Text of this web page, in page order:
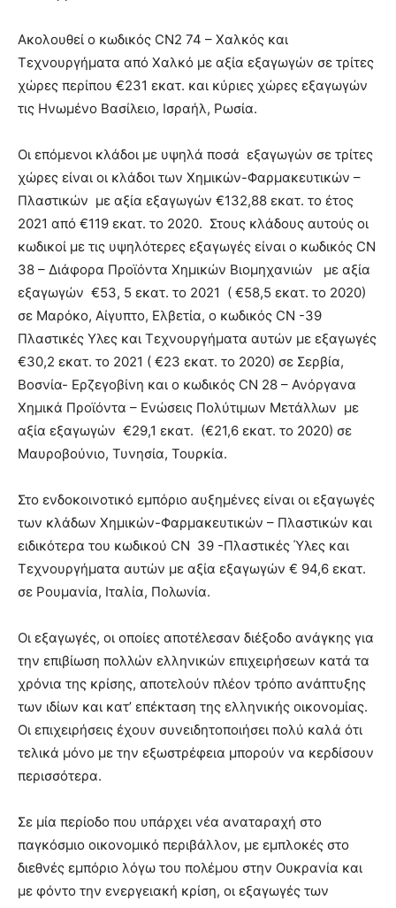
Ακολουθεί ο κωδικός CN2 74 – Χαλκός και
Τεχνουργήματα από Χαλκό με αξία εξαγωγών σε τρίτες
χώρες περίπου €231 εκατ. και κύριες χώρες εξαγωγών
τις Ηνωμένο Βασίλειο, Ισραήλ, Ρωσία.
Οι επόμενοι κλάδοι με υψηλά ποσά εξαγωγών σε τρίτες
χώρες είναι οι κλάδοι των Χημικών-Φαρμακευτικών –
Πλαστικών με αξία εξαγωγών €132,88 εκατ. το έτος
2021 από €119 εκατ. το 2020. Στους κλάδους αυτούς οι
κωδικοί με τις υψηλότερες εξαγωγές είναι ο κωδικός CN
38 – Διάφορα Προϊόντα Χημικών Βιομηχανιών με αξία
εξαγωγών €53, 5 εκατ. το 2021 ( €58,5 εκατ. το 2020)
σε Μαρόκο, Αίγυπτο, Ελβετία, o κωδικός CN -39
Πλαστικές Υλες και Τεχνουργήματα αυτών με εξαγωγές
€30,2 εκατ. το 2021 ( €23 εκατ. το 2020) σε Σερβία,
Βοσνία- Ερζεγοβίνη και ο κωδικός CN 28 – Ανόργανα
Χημικά Προϊόντα – Ενώσεις Πολύτιμων Μετάλλων με
αξία εξαγωγών €29,1 εκατ. (€21,6 εκατ. το 2020) σε
Μαυροβούνιο, Τυνησία, Τουρκία.
Στο ενδοκοινοτικό εμπόριο αυξημένες είναι οι εξαγωγές
των κλάδων Χημικών-Φαρμακευτικών – Πλαστικών και
ειδικότερα του κωδικού CN 39 -Πλαστικές Ύλες και
Τεχνουργήματα αυτών με αξία εξαγωγών € 94,6 εκατ.
σε Ρουμανία, Ιταλία, Πολωνία.
Οι εξαγωγές, οι οποίες αποτέλεσαν διέξοδο ανάγκης για
την επιβίωση πολλών ελληνικών επιχειρήσεων κατά τα
χρόνια της κρίσης, αποτελούν πλέον τρόπο ανάπτυξης
των ιδίων και κατ’ επέκταση της ελληνικής οικονομίας.
Οι επιχειρήσεις έχουν συνειδητοποιήσει πολύ καλά ότι
τελικά μόνο με την εξωστρέφεια μπορούν να κερδίσουν
περισσότερα.
Σε μία περίοδο που υπάρχει νέα αναταραχή στο
παγκόσμιο οικονομικό περιβάλλον, με εμπλοκές στο
διεθνές εμπόριο λόγω του πολέμου στην Ουκρανία και
με φόντο την ενεργειακή κρίση, οι εξαγωγές των